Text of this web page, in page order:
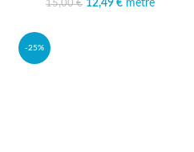
15,00€ Le prix initial était :
12,49 €
Le prix
mètre
-25%